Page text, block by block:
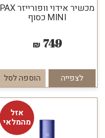
מכשיר אידוי וופורייזר PAX
MINI כסוף
749
₪
לצפייה הוספה לסל
אזל
מהמלאי